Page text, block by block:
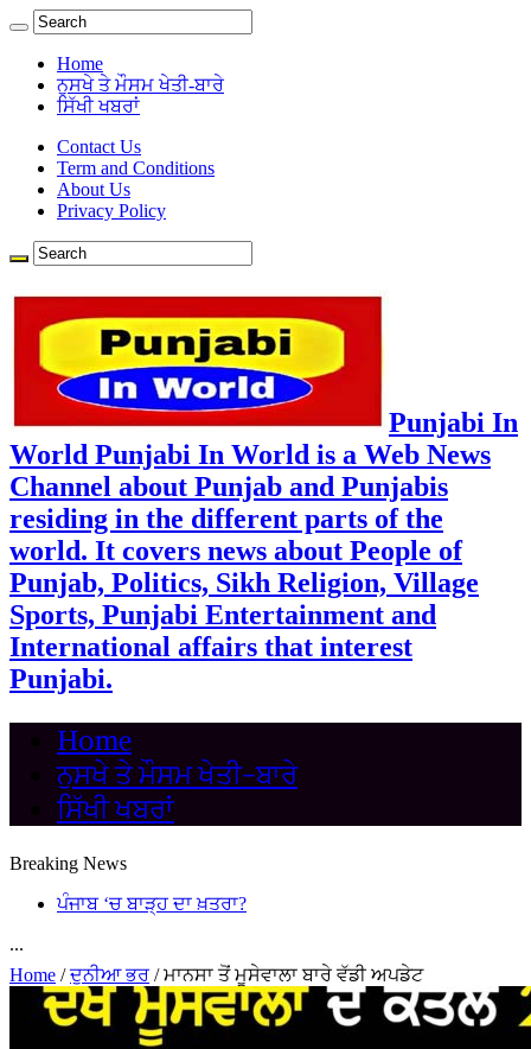
Home
ਨੁਸਖੇ ਤੇ ਮੌਸਮ ਖੇਤੀ-ਬਾਰੇ
ਸਿੱਖੀ ਖਬਰਾਂ
Contact Us
Term and Conditions
About Us
Privacy Policy
Punjabi In
World Punjabi In World is a Web News
Channel about Punjab and Punjabis
residing in the different parts of the
world. It covers news about People of
Punjab, Politics, Sikh Religion, Village
Sports, Punjabi Entertainment and
International affairs that interest
Punjabi.
Home
ਨੁਸਖੇ ਤੇ ਮੌਸਮ ਖੇਤੀ-ਬਾਰੇ
ਸਿੱਖੀ ਖਬਰਾਂ
Breaking News
ਪੰਜਾਬ ‘ਚ ਬਾੜ੍ਹ ਦਾ ਖ਼ਤਰਾ?
...
Home / ਦੁਨੀਆ ਭਰ / ਮਾਨਸਾ ਤੋਂ ਮੂਸੇਵਾਲਾ ਬਾਰੇ ਵੱਡੀ ਅਪਡੇਟ